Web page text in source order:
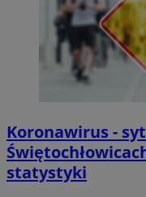
Koronawirus -
statystyki